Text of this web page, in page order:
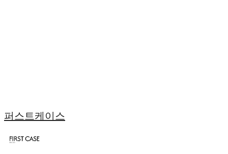
퍼스트케이스